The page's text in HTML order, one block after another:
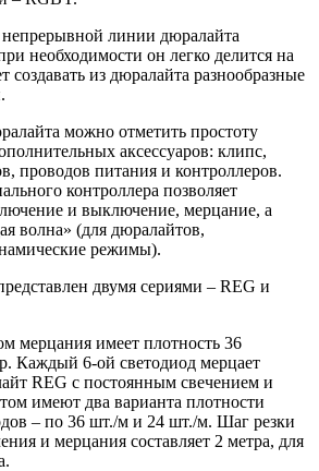
линии дюралайта
необходимости он легко делится на
создавать из дюралайта разнообразные
можно отметить простоту
аксессуаров: клипс,
проводов питания и контроллеров.
контроллера позволяет
и выключение, мерцание, а
волна» (для дюралайтов,
режимы).
двумя сериями – REG и
мерцания имеет плотность 36
Каждый 6-ой светодиод мерцает
REG с постоянным свечением и
имеют два варианта плотности
– по 36 шт./м и 24 шт./м. Шаг резки
и мерцания составляет 2 метра, для